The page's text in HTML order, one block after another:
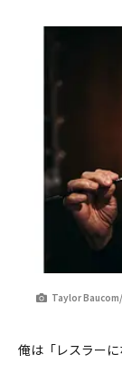
Taylor
俺は「レスラーに